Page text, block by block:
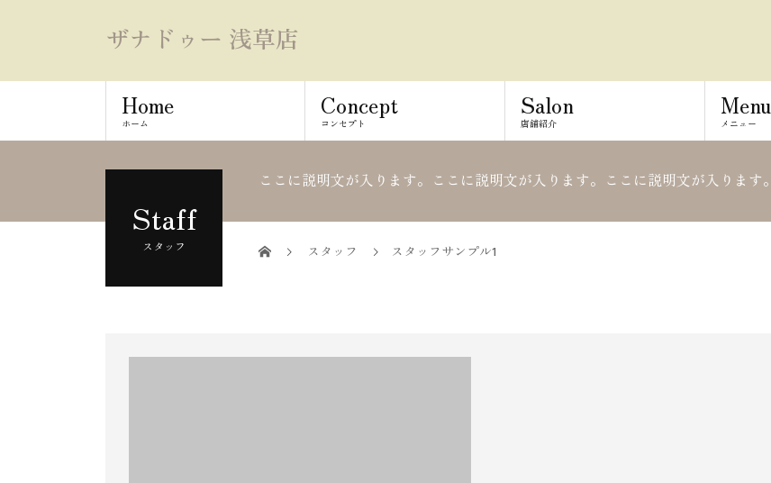
ザナドゥー 浅草店
Home
ホーム
Concept
コンセプト
Salon
店舗紹介
Menu
メニュー
Staff
スタッフ
ここに説明文が入ります。ここに説明文が入ります。ここに説明文が入ります。
スタッフ スタッフサンプル1